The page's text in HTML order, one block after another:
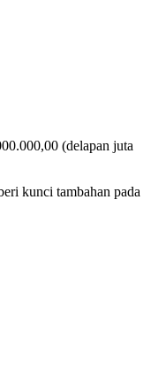
(delapan juta
kunci tambahan pada